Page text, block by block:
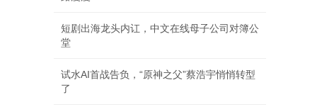
短剧出海龙头内讧，中文在线母子公司对簿公
堂
试水AI首战告负，“原神之父”蔡浩宇悄悄转型
了